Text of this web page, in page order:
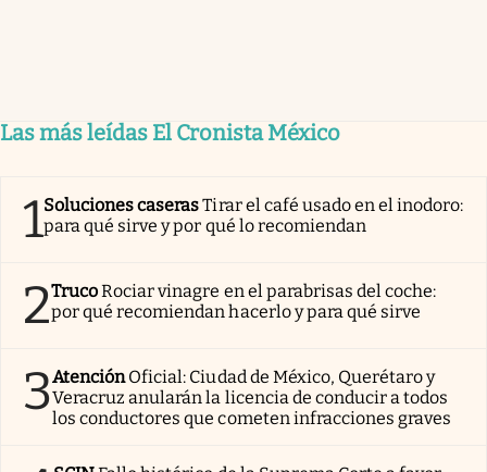
Las más leídas El Cronista México
1Soluciones caserasTirar el café usado en el inodoro:
para qué sirve y por qué lo recomiendan
2TrucoRociar vinagre en el parabrisas del coche:
por qué recomiendan hacerlo y para qué sirve
3AtenciónOficial: Ciudad de México, Querétaro y
Veracruz anularán la licencia de conducir a todos
los conductores que cometen infracciones graves